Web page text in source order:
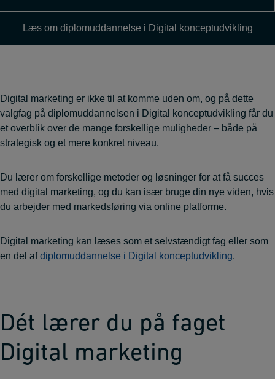
Læs om diplomuddannelse i Digital konceptudvikling
Digital marketing er ikke til at komme uden om, og på dette
valgfag på diplomuddannelsen i Digital konceptudvikling får du
et overblik over de mange forskellige muligheder – både på
strategisk og et mere konkret niveau.
Du lærer om forskellige metoder og løsninger for at få succes
med digital marketing, og du kan især bruge din nye viden, hvis
du arbejder med markedsføring via online platforme.
Digital marketing kan læses som et selvstændigt fag eller som
en del afdiplomuddannelse i Digital konceptudvikling.
Dét lærer du på faget
Digital marketing